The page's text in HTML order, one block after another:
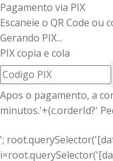
Pagamento via PIX
Escaneie o QR Code ou
Gerando PIX...
PIX copia e cola
Apos o pagamento, a
minutos.'+(c.orderId?'
';